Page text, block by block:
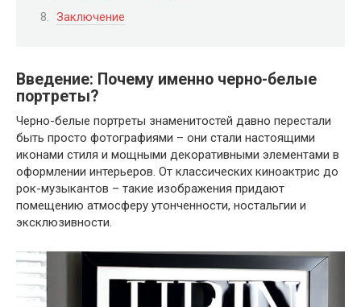
Заключение
Введение: Почему именно черно-белые
портреты?
Черно-белые портреты знаменитостей давно перестали
быть просто фотографиями – они стали настоящими
иконами стиля и мощными декоративными элементами в
оформлении интерьеров. От классических киноактрис до
рок-музыкантов – такие изображения придают
помещению атмосферу утонченности, ностальгии и
эксклюзивности.